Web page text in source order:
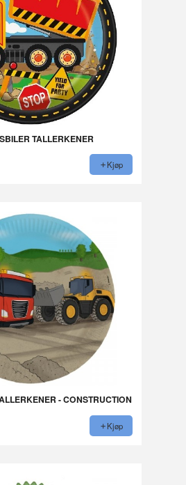
TALLERKENER
Kjøp
- CONSTRUCTION
Kjøp